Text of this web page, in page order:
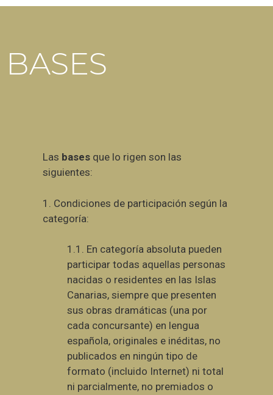
BASES
Las bases que lo rigen son las
siguientes:
1. Condiciones de participación según la
categoría:
1.1. En categoría absoluta pueden
participar todas aquellas personas
nacidas o residentes en las Islas
Canarias, siempre que presenten
sus obras dramáticas (una por
cada concursante) en lengua
española, originales e inéditas, no
publicados en ningún tipo de
formato (incluido Internet) ni total
ni parcialmente, no premiados o